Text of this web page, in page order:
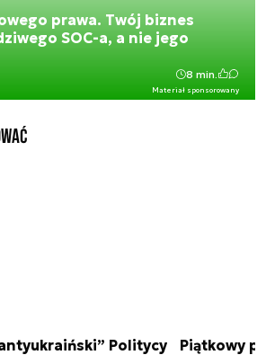
prawa. Twój biznes
SOC-a, a nie jego
Materiał sponsorowany
8 min.
Politycy
Piątkowy